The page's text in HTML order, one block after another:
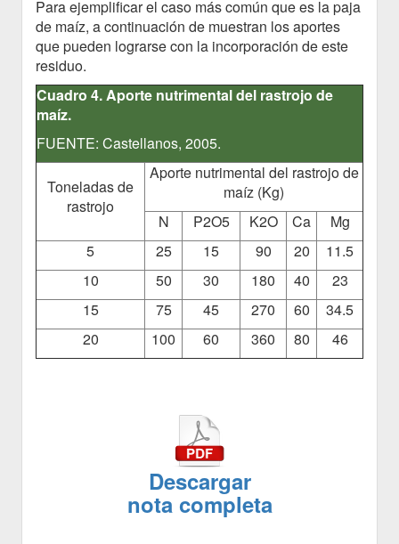
Para ejemplificar el caso más común que es la paja
de maíz, a continuación de muestran los aportes
que pueden lograrse con la incorporación de este
residuo.
Cuadro 4. Aporte nutrimental del rastrojo de
maíz.
FUENTE: Castellanos, 2005.
Toneladas de
rastrojo
Aporte nutrimental del rastrojo de
maíz (Kg)
N
P2O5 K2O Ca
Mg
5
25 15 90 20
11.5
10
50 30 180 40
23
15
75 45 270 60
34.5
20
100 60 360 80 46
Descargar
nota completa